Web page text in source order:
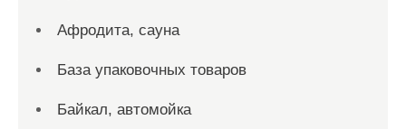
Афродита, сауна
База упаковочных товаров
Байкал, автомойка